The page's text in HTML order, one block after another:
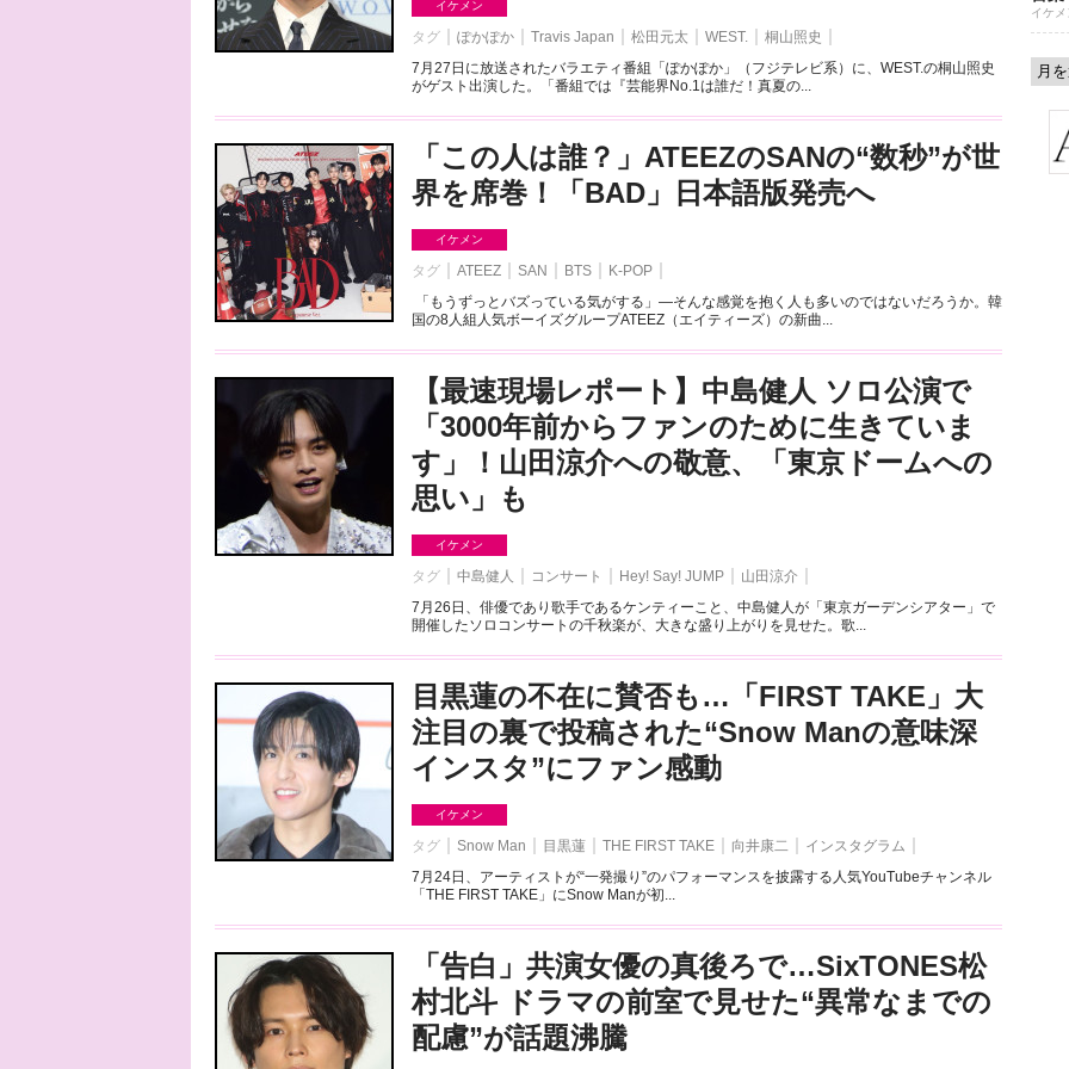
イケメン
タグ ぽかぽか Travis Japan 松田元太 WEST.
桐山照史
7月27日に放送されたバラエティ番組「ぽかぽか」（フジテレビ系）に、WEST.の桐山照史
がゲスト出演した。「番組では『芸能界No.1は誰だ！真夏の...
「この人は誰？」ATEEZのSANの“数秒”が世
界を席巻！「BAD」日本語版発売へ
イケメン
タグ ATEEZ SAN BTS
K-POP
「もうずっとバズっている気がする」―そんな感覚を抱く人も多いのではないだろうか。韓
国の8人組人気ボーイズグループATEEZ（エイティーズ）の新曲...
【最速現場レポート】中島健人 ソロ公演で
「3000年前からファンのために生きていま
す」！山田涼介への敬意、「東京ドームへの
思い」も
イケメン
タグ 中島健人 コンサート Hey! Say! JUMP
山田涼介
7月26日、俳優であり歌手であるケンティーこと、中島健人が「東京ガーデンシアター」で
開催したソロコンサートの千秋楽が、大きな盛り上がりを見せた。歌...
目黒蓮の不在に賛否も…「FIRST TAKE」大
注目の裏で投稿された“Snow Manの意味深
インスタ”にファン感動
イケメン
タグ Snow Man 目黒蓮 THE FIRST TAKE 向井康二
インスタグラム
7月24日、アーティストが“一発撮り”のパフォーマンスを披露する人気YouTubeチャンネル
「THE FIRST TAKE」にSnow Manが初...
「告白」共演女優の真後ろで…SixTONES松
村北斗 ドラマの前室で見せた“異常なまでの
配慮”が話題沸騰
イケメ